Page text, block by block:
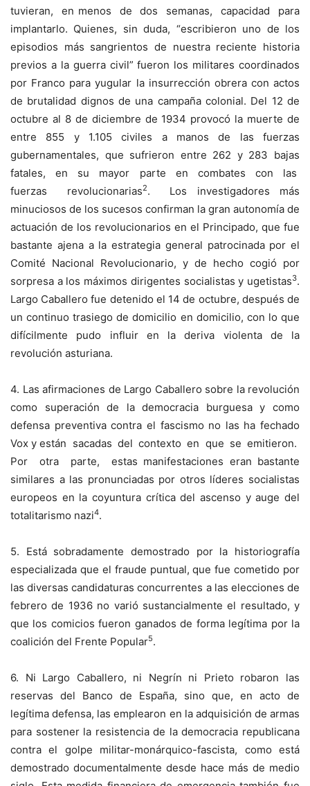
tuvieran, en menos de dos semanas, capacidad para
implantarlo. Quienes, sin duda, “escribieron uno de los
episodios más sangrientos de nuestra reciente historia
previos a la guerra civil” fueron los militares coordinados
por Franco para yugular la insurrección obrera con actos
de brutalidad dignos de una campaña colonial. Del 12 de
octubre al 8 de diciembre de 1934 provocó la muerte de
entre 855 y 1.105 civiles a manos de las fuerzas
gubernamentales, que sufrieron entre 262 y 283 bajas
fatales, en su mayor parte en combates con las
fuerzas revolucionarias2. Los investigadores más
minuciosos de los sucesos confirman la gran autonomía de
actuación de los revolucionarios en el Principado, que fue
bastante ajena a la estrategia general patrocinada por el
Comité Nacional Revolucionario, y de hecho cogió por
sorpresa a los máximos dirigentes socialistas y ugetistas3.
Largo Caballero fue detenido el 14 de octubre, después de
un continuo trasiego de domicilio en domicilio, con lo que
difícilmente pudo influir en la deriva violenta de la
revolución asturiana.
4. Las afirmaciones de Largo Caballero sobre la revolución
como superación de la democracia burguesa y como
defensa preventiva contra el fascismo no las ha fechado
Vox y están sacadas del contexto en que se emitieron.
Por otra parte, estas manifestaciones eran bastante
similares a las pronunciadas por otros líderes socialistas
europeos en la coyuntura crítica del ascenso y auge del
totalitarismo nazi4.
5. Está sobradamente demostrado por la historiografía
especializada que el fraude puntual, que fue cometido por
las diversas candidaturas concurrentes a las elecciones de
febrero de 1936 no varió sustancialmente el resultado, y
que los comicios fueron ganados de forma legítima por la
coalición del Frente Popular5.
6. Ni Largo Caballero, ni Negrín ni Prieto robaron las
reservas del Banco de España, sino que, en acto de
legítima defensa, las emplearon en la adquisición de armas
para sostener la resistencia de la democracia republicana
contra el golpe militar-monárquico-fascista, como está
demostrado documentalmente desde hace más de medio